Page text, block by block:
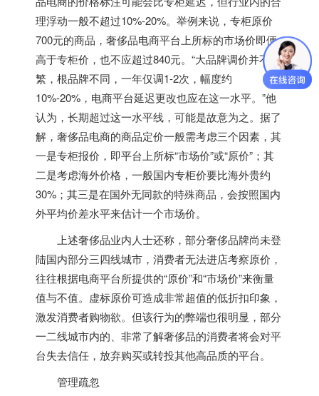
理浮动一般不超过10%-20%。举例来说，专柜原价
700元的商品，奢侈品电商平台上所标的市场价即便
高于专柜价，也不应超过840元。“大品牌调价并不频
繁，根品牌不同，一年仅调1-2次，幅度约
10%-20%，电商平台延迟更改也应在这一水平。”他
认为，长期超过这一水平线，可能是故意为之。据了
解，奢侈品电商的商品定价一般需考虑三个因素，其
一是专柜报价，即平台上所标“市场价”或“原价”；其
二是考虑海外价格，一般国内专柜价要比海外贵约
30%；其三是在国外无同款的特殊商品，会按照国内
外平均价差水平来估计一个市场价。
上述奢侈品业内人士还称，部分奢侈品牌尚未登
陆国内部分三四线城市，消费者无法进店考察原价，
往往根据电商平台所提供的“原价”和“市场价”来衡量
值与不值。虚标原价可造成非常超值的低折扣印象，
激发消费者购物欲。但该行为的弊端也很明显，部分
一二线城市内的、非常了解奢侈品的消费者将会对平
台失去信任，放弃购买或转投其他高品质的平台。
管理疏忽